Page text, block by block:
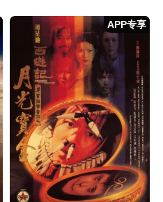
APP专享